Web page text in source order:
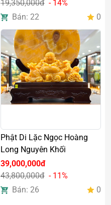
19,350,000đ - 14%
Bán: 22
0
Phật Di Lặc Ngọc Hoàng
Long Nguyên Khối
39,000,000đ
43,800,000đ - 11%
Bán: 26
0